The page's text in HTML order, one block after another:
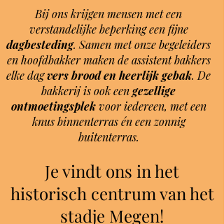
Bij ons krijgen mensen met een
verstandelijke beperking een fijne
dagbesteding. Samen met onze begeleiders
en hoofdbakker maken de assistent bakkers
elke dagvers brood en heerlijk gebak. De
bakkerij is ook eengezellige
ontmoetingsplekvoor iedereen, met een
knus binnenterras én een zonnig
buitenterras.
Je vindt ons in het
historisch centrum van het
stadje Megen!